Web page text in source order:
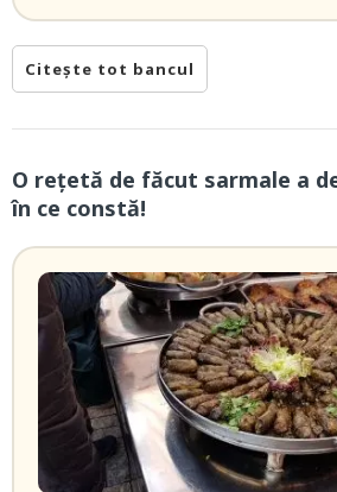
Citește tot bancul
O rețetă de făcut sarmale a
în ce constă!